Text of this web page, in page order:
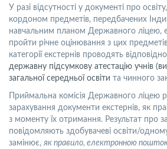
У разі відсутності у документі про
кордоном предметів, передбачених
навчальним планом Державного ліцею,
пройти річне оцінювання з цих
категорії екстернів проводять
державну підсумкову атестацію учнів
загальної середньої освіти та чинного
Приймальна комісія Державного ліцею
зарахування документи екстернів, як
з моменту їх отримання. Результат про
повідомляють здобувачеві освіти/
замінює,як правило, електронною